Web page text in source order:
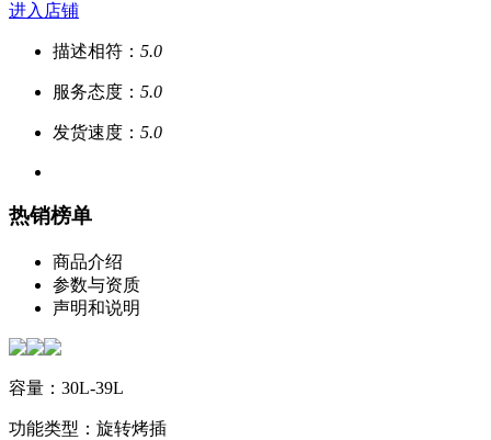
进入店铺
描述相符： 5.0
服务态度： 5.0
发货速度： 5.0
热销榜单
商品介绍
参数与资质
声明和说明
容量：30L-39L
功能类型：旋转烤插